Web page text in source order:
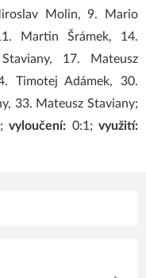
Molin, 9. Mario
Martin Šrámek, 14.
17. Mateusz
Timotej Adámek, 30.
33. Mateusz Staviany;
vyloučení: 0:1; využití: